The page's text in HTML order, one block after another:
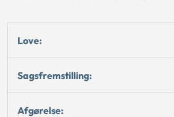
Love:
Sagsfremstilling:
Afgørelse: